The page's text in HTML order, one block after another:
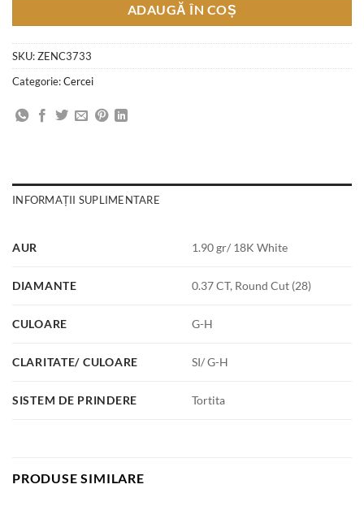
ADAUGĂ ÎN COȘ
SKU:ZENC3733
Categorie:Cercei
INFORMAȚII SUPLIMENTARE
AUR 1.90 gr/ 18K White
DIAMANTE 0.37 CT, Round Cut (28)
CULOARE G-H
CLARITATE/ CULOARE SI/ G-H
SISTEM DE PRINDERE Tortita
PRODUSE SIMILARE